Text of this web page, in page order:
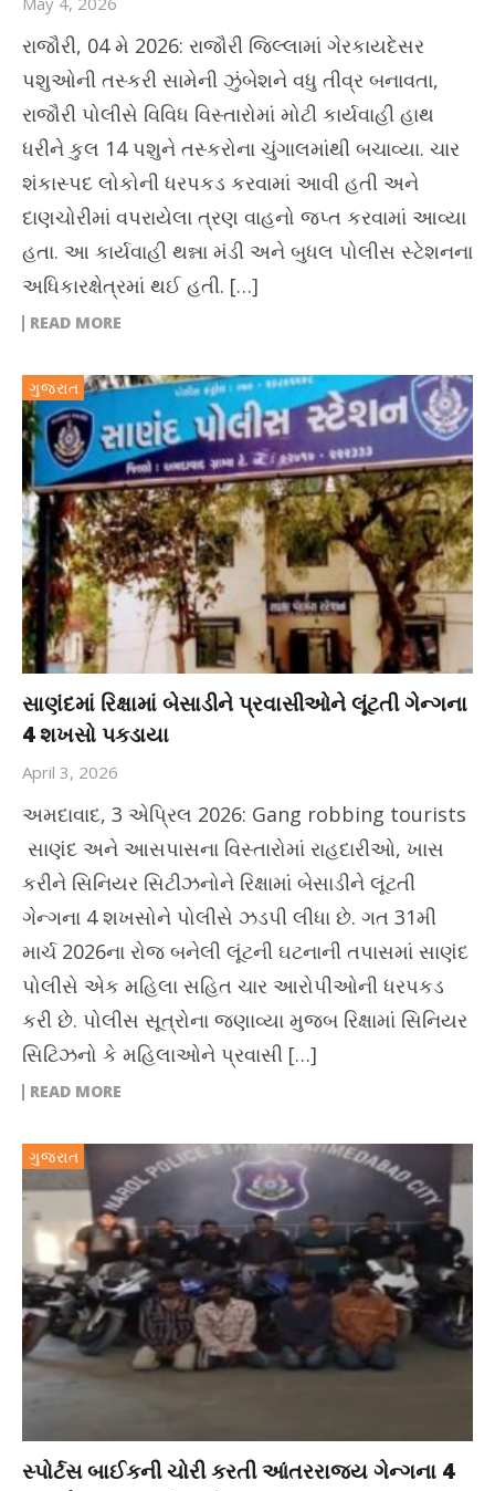
રાજૌરી, 04 મે 2026: રાજૌરી જિલ્લામાં ગેરકાયદેસર
પશુઓની તસ્કરી સામેની ઝુંબેશને વધુ તીવ્ર બનાવતા,
રાજૌરી પોલીસે વિવિધ વિસ્તારોમાં મોટી કાર્યવાહી હાથ
ધરીને કુલ 14 પશુને તસ્કરોના ચુંગાલમાંથી બચાવ્યા. ચાર
શંકાસ્પદ લોકોની ધરપકડ કરવામાં આવી હતી અને
દાણચોરીમાં વપરાયેલા ત્રણ વાહનો જપ્ત કરવામાં આવ્યા
હતા. આ કાર્યવાહી થન્ના મંડી અને બુધલ પોલીસ સ્ટેશનના
અધિકારક્ષેત્રમાં થઈ હતી. […]
READ MORE
ગુજરાત
સાણંદમાં રિક્ષામાં બેસાડીને પ્રવાસીઓને લૂંટતી ગેન્ગના
4 શખસો પકડાયા
April 3, 2026
અમદાવાદ, 3 એપ્રિલ 2026: Gang robbing tourists
સાણંદ અને આસપાસના વિસ્તારોમાં રાહદારીઓ, ખાસ
કરીને સિનિયર સિટીઝનોને રિક્ષામાં બેસાડીને લૂંટતી
ગેન્ગના 4 શખસોને પોલીસે ઝડપી લીધા છે. ગત 31મી
માર્ચ 2026ના રોજ બનેલી લૂંટની ઘટનાની તપાસમાં સાણંદ
પોલીસે એક મહિલા સહિત ચાર આરોપીઓની ધરપકડ
કરી છે. પોલીસ સૂત્રોના જણાવ્યા મુજબ રિક્ષામાં સિનિયર
સિટિઝનો કે મહિલાઓને પ્રવાસી […]
READ MORE
ગુજરાત
સ્પોર્ટસ બાઈકની ચોરી કરતી આંતરરાજ્ય ગેન્ગના 4